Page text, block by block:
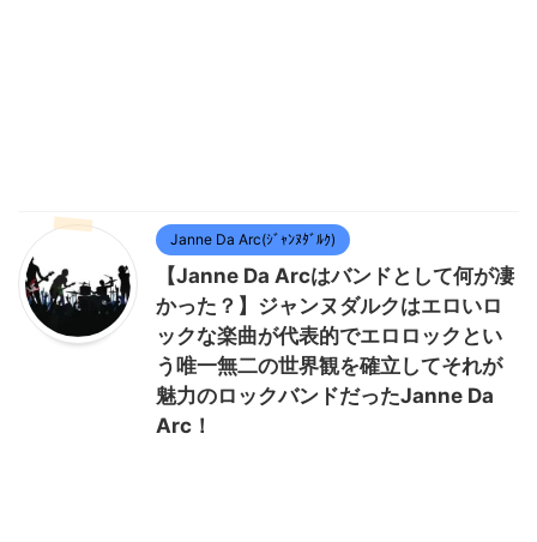
Janne Da Arc(ｼﾞｬﾝﾇﾀﾞﾙｸ)
【Janne Da Arcはバンドとして何が凄
かった？】ジャンヌダルクはエロいロ
ックな楽曲が代表的でエロロックとい
う唯一無二の世界観を確立してそれが
魅力のロックバンドだったJanne Da
Arc！